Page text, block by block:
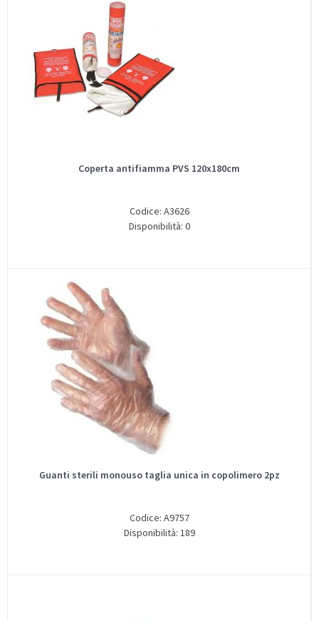
Coperta antifiamma PVS 120x180cm
Codice: A3626
Disponibilità: 0
Guanti sterili monouso taglia unica in copolimero 2pz
Codice: A9757
Disponibilità: 189